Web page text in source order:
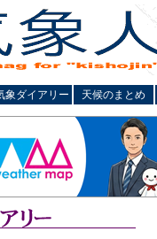
象ダイアリー 天候のまとめ